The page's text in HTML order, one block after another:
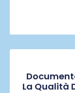
La Qualità